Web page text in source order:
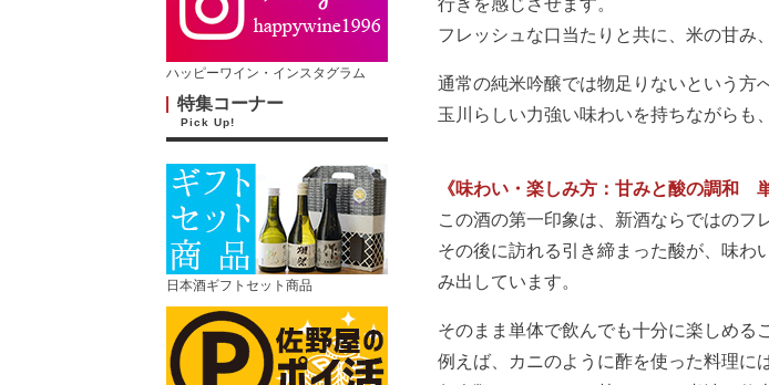
ハッピーワイン・インスタグラム
特集コーナー
Pick Up!
日本酒ギフトセット商品
フレッシュな口当たりと共に、米の甘み
通常の純米吟醸では物足りないという方へ
玉川らしい力強い味わいを持ちながらも
《味わい・楽しみ方：甘みと酸の調和
この酒の第一印象は、新酒ならではのフ
その後に訪れる引き締まった酸が、味わ
み出しています。
そのまま単体で飲んでも十分に楽しめる
例えば、カニのように酢を使った料理に